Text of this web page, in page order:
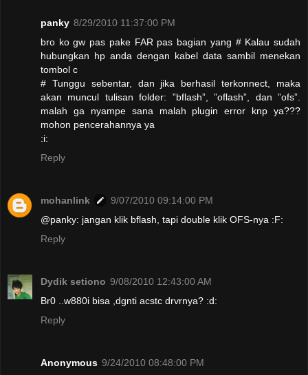
panky 8/29/2010 11:37:00 PM
bro ko gw pas pake FAR pas bagian yang # Kalau sudah
hubungkan hp anda dengan kabel data sambil menekan
tombol c
# Tunggu sebentar, dan jika berhasil terkonnect, maka
akan muncul tulisan folder: ”bflash”, ”oflash”, dan ”ofs”.
malah ga nyampe sana malah plugin error knp ya???
mohon pencerahannya ya
:i:
Reply
mohanlink
9/07/2010 09:14:00 PM
@panky: jangan klik bflash, tapi double klik OFS-nya :F:
Reply
Dydik setiono 9/08/2010 12:43:00 AM
Br0 ..w880i bisa ,dgnti acstc drvrnya? :d:
Reply
Anonymous 9/24/2010 08:48:00 PM